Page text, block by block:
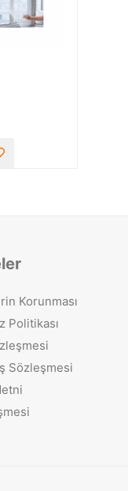
Korunması
Politikası
Sözleşmesi